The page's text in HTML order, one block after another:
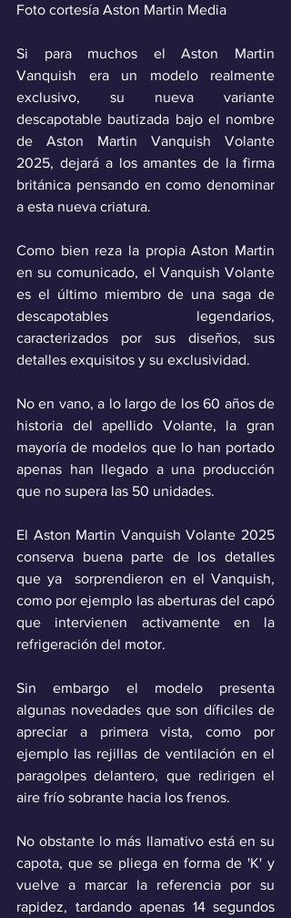
Foto cortesía Aston Martin Media
Si para muchos el Aston Martin
Vanquish era un modelo realmente
exclusivo, su nueva variante
descapotable bautizada bajo el nombre
de Aston Martin Vanquish Volante
2025, dejará a los amantes de la firma
británica pensando en como denominar
a esta nueva criatura.
Como bien reza la propia Aston Martin
en su comunicado, el Vanquish Volante
es el último miembro de una saga de
descapotables legendarios,
caracterizados por sus diseños, sus
detalles exquisitos y su exclusividad.
No en vano, a lo largo de los 60 años de
historia del apellido Volante, la gran
mayoría de modelos que lo han portado
apenas han llegado a una producción
que no supera las 50 unidades.
El Aston Martin Vanquish Volante 2025
conserva buena parte de los detalles
que ya  sorprendieron en el Vanquish,
como por ejemplo las aberturas del capó
que intervienen activamente en la
refrigeración del motor.
Sin embargo el modelo presenta
algunas novedades que son díficiles de
apreciar a primera vista, como por
ejemplo las rejillas de ventilación en el
paragolpes delantero, que redirigen el
aire frío sobrante hacia los frenos.
No obstante lo más llamativo está en su
capota, que se pliega en forma de 'K' y
vuelve a marcar la referencia por su
rapidez, tardando apenas 14 segundos